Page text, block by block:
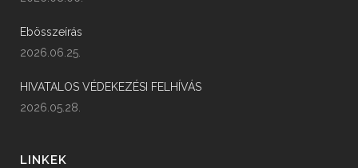
Ebösszeírás
2026.06.25.
HIVATALOS VÉDEKEZÉSI FELHÍVÁS
2026.05.28.
LINKEK